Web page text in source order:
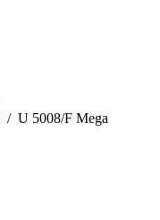
U 5008/F Mega